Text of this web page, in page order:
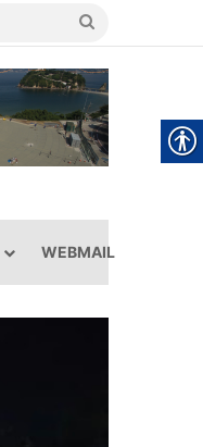
WEBMAIL